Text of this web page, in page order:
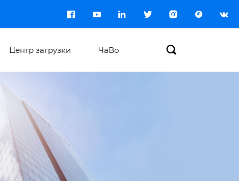
      
Центр загрузки ЧаВо 